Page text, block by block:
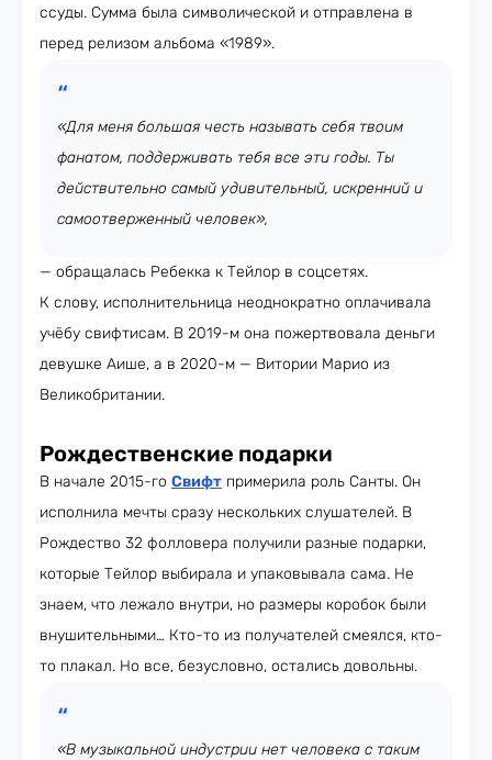
ссуды. Сумма была символической и отправлена в
перед релизом альбома «1989».
«Для меня большая честь называть себя твоим
фанатом, поддерживать тебя все эти годы. Ты
действительно самый удивительный, искренний и
самоотверженный человек»,
— обращалась Ребекка к Тейлор в соцсетях.
К слову, исполнительница неоднократно оплачивала
учёбу свифтисам. В 2019-м она пожертвовала деньги
девушке Аише, а в 2020-м — Витории Марио из
Великобритании.
Рождественские подарки
В начале 2015-го Свифт примерила роль Санты. Он
исполнила мечты сразу нескольких слушателей. В
Рождество 32 фолловера получили разные подарки,
которые Тейлор выбирала и упаковывала сама. Не
знаем, что лежало внутри, но размеры коробок были
внушительными… Кто-то из получателей смеялся, кто-
то плакал. Но все, безусловно, остались довольны.
«В музыкальной индустрии нет человека с таким